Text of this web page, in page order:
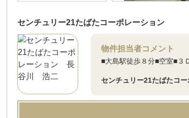
センチュリー21たばたコーポレーション
物件担当者コメント
■大島駅徒歩８分■空室■３
センチュリー21たばたコ